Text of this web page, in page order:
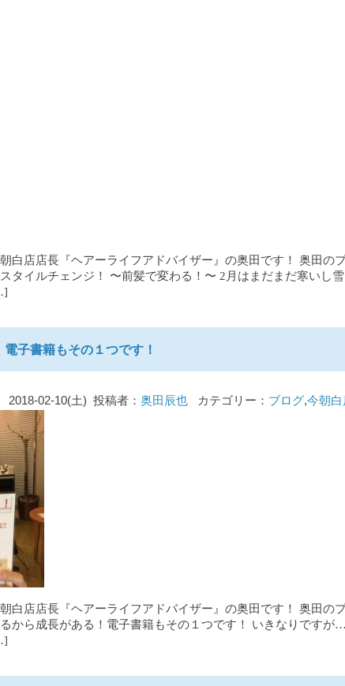
白店店長『ヘアーライフアドバイザー』の奥田です！ 奥田の
タイルチェンジ！ 〜前髪で変わる！〜 2月はまだまだ寒いし雪
子書籍もその１つです！
2018-02-10(土) 投稿者： 奥田辰也カテゴリー： ブログ,今朝白
白店店長『ヘアーライフアドバイザー』の奥田です！ 奥田の
から成長がある！電子書籍もその１つです！ いきなりですが…